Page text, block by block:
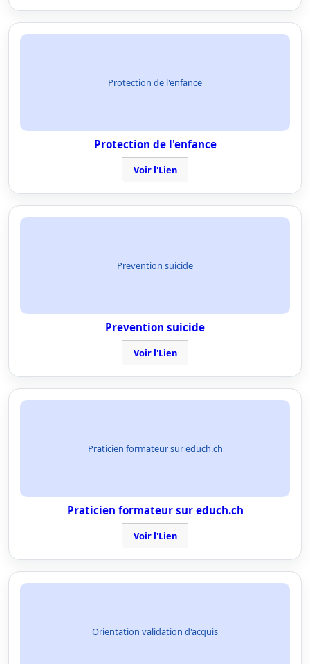
Protection de l'enfance
Protection de l'enfance
Voir l'Lien
Prevention suicide
Prevention suicide
Voir l'Lien
Praticien formateur sur educh.ch
Praticien formateur sur educh.ch
Voir l'Lien
Orientation validation d'acquis